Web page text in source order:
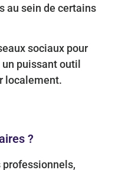
au sein de certains
sociaux pour
puissant outil
localement.
?
professionnels,